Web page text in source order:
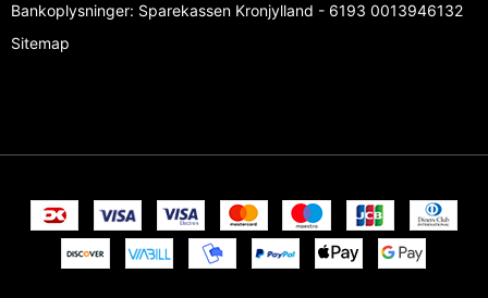
Bankoplysninger: Sparekassen Kronjylland - 6193 0013946132
Sitemap